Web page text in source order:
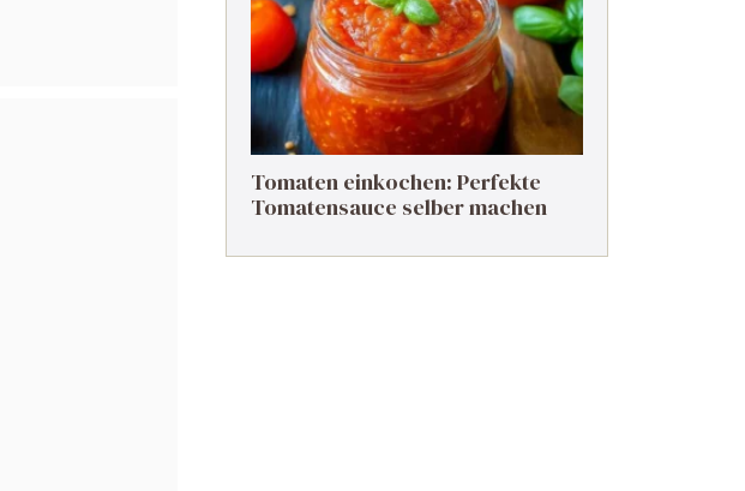
Tomaten einkochen: Perfekte
Tomatensauce selber machen